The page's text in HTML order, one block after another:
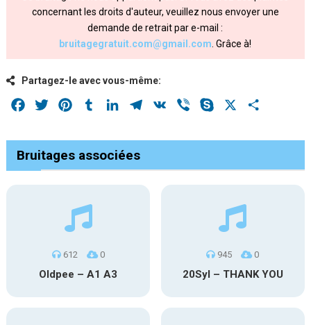
concernant les droits d'auteur, veuillez nous envoyer une
demande de retrait par e-mail :
bruitagegratuit.com@gmail.com . Grâce à!
Partagez-le avec vous-même:
Facebook
Twitter PinterestTumblrLinkedInTelegram
VK Viber Skype
Bruitages associées
612 0
Oldpee – A1 A3
945 0
20Syl – THANK YOU